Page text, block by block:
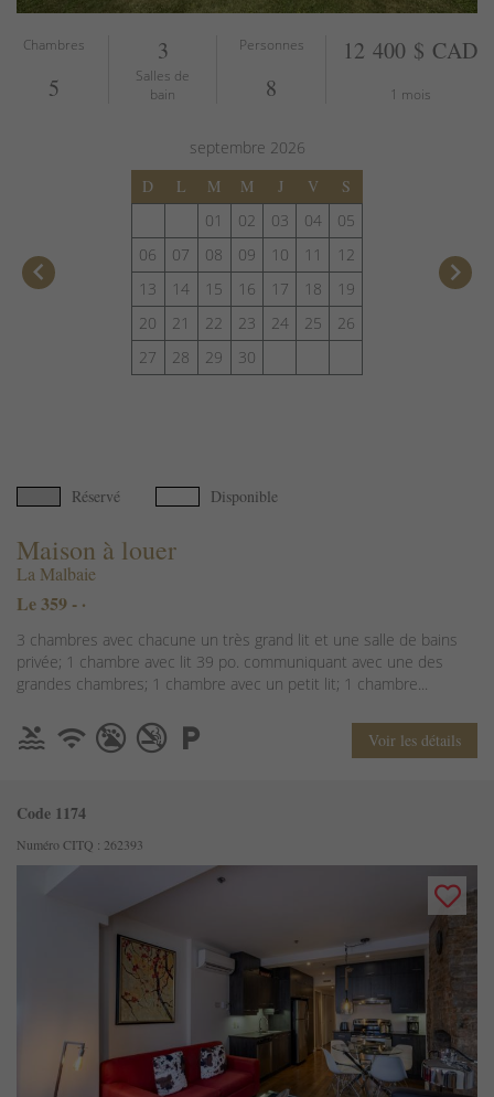
Chambres
5
3
Salles de
bain
Personnes
8
12 400 $ CAD
1 mois
keyboard_arrow_left
septembre 2026
D
L M M J V
S
01
02 03 04
05
06
07 08 09 10 11
12
13
14 15 16 17 18
19
20
21 22 23 24 25
26
27
28 29 30
keyboard_arrow_right
Réservé Disponible
Maison à louer
La Malbaie
Le 359 - ·
3 chambres avec chacune un très grand lit et une salle de bains
privée; 1 chambre avec lit 39 po. communiquant avec une des
grandes chambres; 1 chambre avec un petit lit; 1 chambre...
Voir les détails
Code 1174
Numéro CITQ : 262393